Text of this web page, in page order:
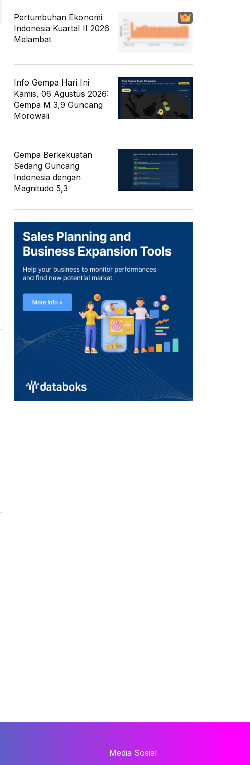
Pertumbuhan Ekonomi
Indonesia Kuartal II 2026
Melambat
Info Gempa Hari Ini
Kamis, 06 Agustus 2026:
Gempa M 3,9 Guncang
Morowali
Gempa Berkekuatan
Sedang Guncang
Indonesia dengan
Magnitudo 5,3
Media Sosial